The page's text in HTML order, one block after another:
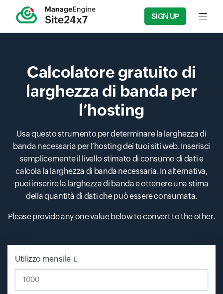
SIGN UP Input
Calcolatore gratuito di
larghezza di banda per
l’hosting
Usa questo strumento per determinare la larghezza di
banda necessaria per l’hosting dei tuoi siti web. Inserisci
semplicemente il livello stimato di consumo di dati e
calcola la larghezza di banda necessaria. In alternativa,
puoi inserire la larghezza di banda e ottenere una stima
della quantità di dati che può essere consumata.
Please provide any one value below to convert to the other.
Utilizzo mensile